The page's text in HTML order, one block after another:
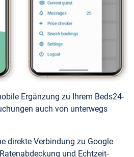
Ergänzung zu Ihrem Beds24-
auch von unterwegs
direkte Verbindung zu Google
und Echtzeit-